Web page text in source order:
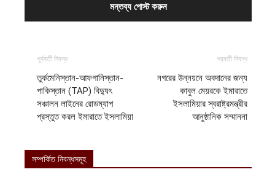
পূর্ববর্তী নিবন্ধ
তুর্কমেনিস্তান-আফগানিস্তান-
পাকিস্তান (TAP) বিদ্যুৎ
সঞ্চালন লাইনের রোডম্যাপ
প্রস্তুত করল ইমারাতে ইসলামিয়া
পরবর্তী নিবন্ধ
নগরের উন্নয়নে অবদানের জন্য
কাবুল মেয়রকে ইমারাতে
ইসলামিয়ার স্বরাষ্ট্রমন্ত্রীর
আনুষ্ঠানিক সম্মাননা
সম্পর্কিত নিবন্ধসমূহ